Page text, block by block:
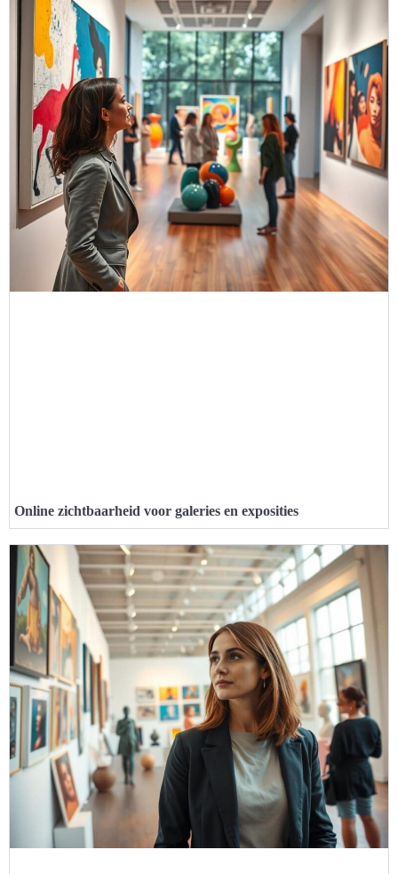
Online zichtbaarheid voor galeries en exposities